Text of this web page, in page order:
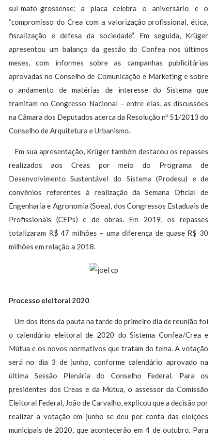
sul-mato-grossense; a placa celebra o aniversário e o
“compromisso do Crea com a valorização profissional, ética,
fiscalização e defesa da sociedade”. Em seguida, Krüger
apresentou um balanço da gestão do Confea nos últimos
meses, com informes sobre as campanhas publicitárias
aprovadas no Conselho de Comunicação e Marketing e sobre
o andamento de matérias de interesse do Sistema que
tramitam no Congresso Nacional – entre elas, as discussões
na Câmara dos Deputados acerca da Resolução nº 51/2013 do
Conselho de Arquitetura e Urbanismo.
Em sua apresentação, Krüger também destacou os repasses
realizados aos Creas por meio do Programa de
Desenvolvimento Sustentável do Sistema (Prodesu) e de
convênios referentes à realização da Semana Oficial de
Engenharia e Agronomia (Soea), dos Congressos Estaduais de
Profissionais (CEPs) e de obras. Em 2019, os repasses
totalizaram R$ 47 milhões – uma diferença de quase R$ 30
milhões em relação a 2018.
Processo eleitoral 2020
Um dos itens da pauta na tarde do primeiro dia de reunião foi
o calendário eleitoral de 2020 do Sistema Confea/Crea e
Mútua e os novos normativos que tratam do tema. A votação
será no dia 3 de junho, conforme calendário aprovado na
última Sessão Plenária do Conselho Federal. Para os
presidentes dos Creas e da Mútua, o assessor da Comissão
Eleitoral Federal, João de Carvalho, explicou que a decisão por
realizar a votação em junho se deu por conta das eleições
municipais de 2020, que acontecerão em 4 de outubro. Para